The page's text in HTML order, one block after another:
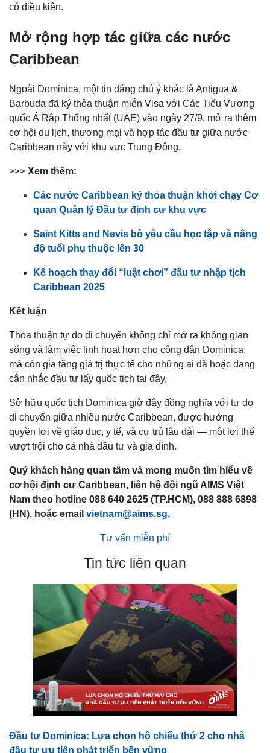
có điều kiện.
Mở rộng hợp tác giữa các nước
Caribbean
Ngoài Dominica, một tin đáng chú ý khác là Antigua &
Barbuda đã ký thỏa thuận miễn Visa với Các Tiểu Vương
quốc Ả Rập Thống nhất (UAE) vào ngày 27/9, mở ra thêm
cơ hội du lịch, thương mại và hợp tác đầu tư giữa nước
Caribbean này với khu vực Trung Đông.
>>> Xem thêm:
Các nước Caribbean ký thỏa thuận khởi chạy Cơ
quan Quản lý Đầu tư định cư khu vực
Saint Kitts and Nevis bỏ yêu cầu học tập và nâng
độ tuổi phụ thuộc lên 30
Kế hoạch thay đổi “luật chơi” đầu tư nhập tịch
Caribbean 2025
Kết luận
Thỏa thuận tự do di chuyển không chỉ mở ra không gian
sống và làm việc linh hoạt hơn cho công dân Dominica,
mà còn gia tăng giá trị thực tế cho những ai đã hoặc đang
cân nhắc đầu tư lấy quốc tịch tại đây.
Sở hữu quốc tịch Dominica giờ đây đồng nghĩa với tự do
di chuyển giữa nhiều nước Caribbean, được hưởng
quyền lợi về giáo dục, y tế, và cư trú lâu dài — một lợi thế
vượt trội cho cả nhà đầu tư và gia đình.
Quý khách hàng quan tâm và mong muốn tìm hiểu về
cơ hội định cư Caribbean, liên hệ đội ngũ AIMS Việt
Nam theo hotline 088 640 2625 (TP.HCM), 088 888 6898
(HN), hoặc email vietnam@aims.sg.
Tư vấn miễn phí
Tin tức liên quan
Đầu tư Dominica: Lựa chọn hộ chiếu thứ 2 cho nhà
đầu tư ưu tiên phát triển bền vững